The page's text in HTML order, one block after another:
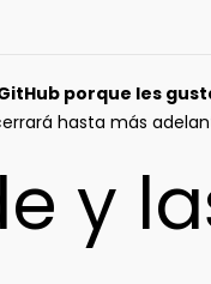
porque les
hasta más
y